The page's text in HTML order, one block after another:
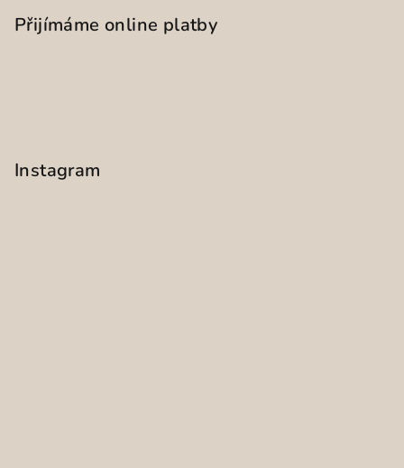
Přijímáme online platby
Instagram